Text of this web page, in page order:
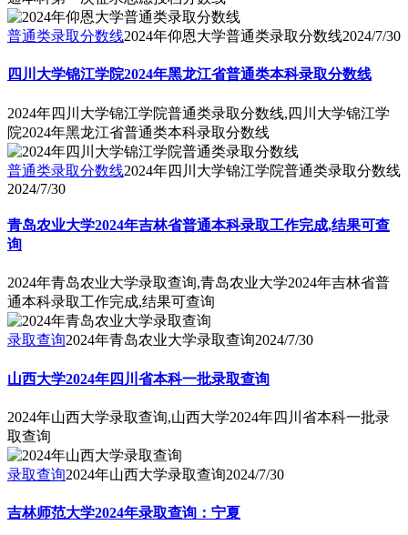
普通类录取分数线2024年仰恩大学普通类录取分数线2024/7/30
四川大学锦江学院2024年黑龙江省普通类本科录取分数线
2024年四川大学锦江学院普通类录取分数线,四川大学锦江学
院2024年黑龙江省普通类本科录取分数线
普通类录取分数线2024年四川大学锦江学院普通类录取分数线
2024/7/30
青岛农业大学2024年吉林省普通本科录取工作完成,结果可查
询
2024年青岛农业大学录取查询,青岛农业大学2024年吉林省普
通本科录取工作完成,结果可查询
录取查询2024年青岛农业大学录取查询2024/7/30
山西大学2024年四川省本科一批录取查询
2024年山西大学录取查询,山西大学2024年四川省本科一批录
取查询
录取查询2024年山西大学录取查询2024/7/30
吉林师范大学2024年录取查询：宁夏